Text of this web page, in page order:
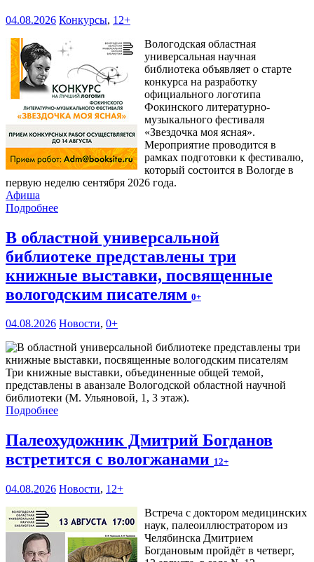
04.08.2026 Конкурсы, 12+
Вологодская областная
универсальная научная
библиотека объявляет о старте
конкурса на разработку
официального логотипа
Фокинского литературно-
музыкального фестиваля
«Звездочка моя ясная».
Мероприятие проводится в
рамках подготовки к фестивалю,
который состоится в Вологде в
первую неделю сентября 2026 года.
Афиша
Подробнее
В областной универсальной
библиотеке представлены три
книжные выставки, посвященные
вологодским писателям 0+
04.08.2026 Новости, 0+
Три книжные выставки, объединенные общей темой,
представлены в аванзале Вологодской областной научной
библиотеки (М. Ульяновой, 1, 3 этаж).
Подробнее
Палеохудожник Дмитрий Богданов
встретится с вологжанами 12+
04.08.2026 Новости, 12+
Встреча с доктором медицинских
наук, палеоиллюстратором из
Челябинска Дмитрием
Богдановым пройдёт в четверг,